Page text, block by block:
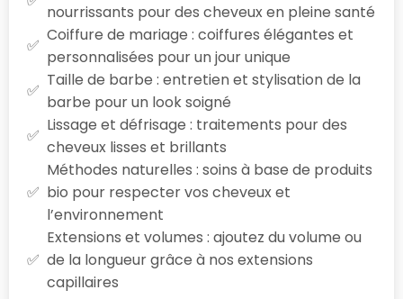
nourrissants pour des cheveux en pleine santé
Coiffure de mariage : coiffures élégantes et
personnalisées pour un jour unique
Taille de barbe : entretien et stylisation de la
barbe pour un look soigné
Lissage et défrisage : traitements pour des
cheveux lisses et brillants
Méthodes naturelles : soins à base de produits
bio pour respecter vos cheveux et
l’environnement
Extensions et volumes : ajoutez du volume ou
de la longueur grâce à nos extensions
capillaires